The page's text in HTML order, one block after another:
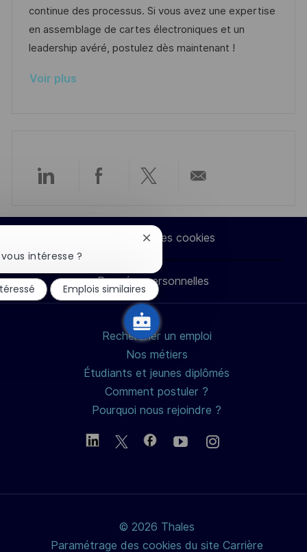
t
i
o
f
i
c
c
e
d
p
i
e
continue des processus. Si vous avez une expertise
en assemblage de cartes électroniques et un
leadership avéré, postulez dès maintenant !
Voir plus
Partager
via
LinkedIn
Partager
via
Facebook
Partager
via
twitter
par
e-
mail
Paramètres des cookies
Données personnelles
Rechercher un emploi
Nos métiers
Étudiants et jeunes diplômés
Comment postuler ?
Pourquoi nous rejoindre ?
© 2026 Thales
Paramétrage des cookies du site Carrière
intéresse ?
Fermer
notification
du
chatbot
Emplois similaires